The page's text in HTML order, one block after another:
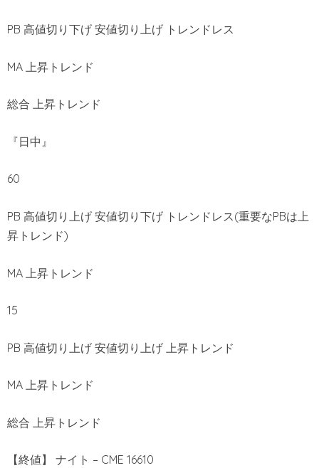
PB 高値切り下げ 安値切り上げ トレンドレス
MA 上昇トレンド
総合 上昇トレンド
『日中』
60
PB 高値切り上げ 安値切り下げ トレンドレス(重要なPBは上
昇トレンド)
MA 上昇トレンド
15
PB 高値切り上げ 安値切り上げ 上昇トレンド
MA 上昇トレンド
総合 上昇トレンド
【終値】 ナイト – CME 16610